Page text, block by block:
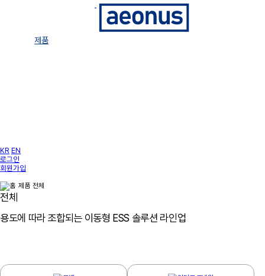
제품
KR EN
로그인
회원가입
제품 전체
전체
용도에 따라 조합되는 이동형 ESS 솔루션 라인업